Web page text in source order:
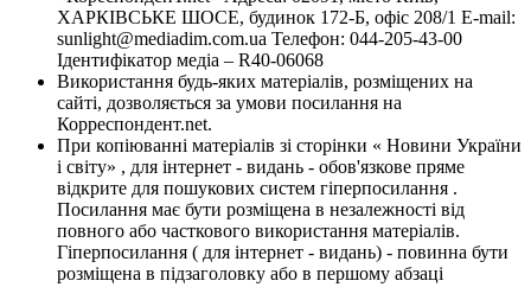
ХАРКІВСЬКЕ ШОСЕ, будинок 172-Б, офіс 208/1 E-mail:
sunlight@mediadim.com.ua Телефон: 044-205-43-00
Ідентифікатор медіа – R40-06068
Використання будь-яких матеріалів, розміщених на
сайті, дозволяється за умови посилання на
Корреспондент.net.
При копіюванні матеріалів зі сторінки « Новини України
і світу» , для інтернет - видань - обов'язкове пряме
відкрите для пошукових систем гіперпосилання .
Посилання має бути розміщена в незалежності від
повного або часткового використання матеріалів.
Гіперпосилання ( для інтернет - видань) - повинна бути
розміщена в підзаголовку або в першому абзаці